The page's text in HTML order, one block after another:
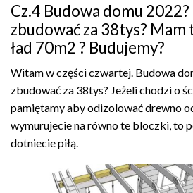
Cz.4 Budowa domu 2022?
zbudować za 38tys? Mam
ład 70m2 ? Budujemy?
Witam w części czwartej. Budowa
zbudować za 38tys? Jeżeli chodzi o
pamiętamy aby odizolować drewno
wymurujecie na równo te bloczki, to
dotniecie piłą.